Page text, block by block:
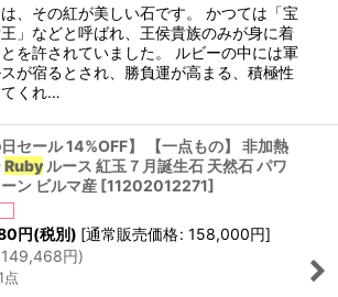
、その紅が美しい石です。 かつては「宝
」などと呼ばれ、王侯貴族のみが身に着
を許されていました。 ルビーの中には軍
が宿るとされ、勝負運が高まる、積極性
くれ…
日セール 14%OFF】 【一点もの】 非加熱
Rubyルース 紅玉７月誕生石 天然石 パワ
ン ビルマ産 [11202012271]
円(税別) [通常販売価格: 158,000円]
149,468円)
点